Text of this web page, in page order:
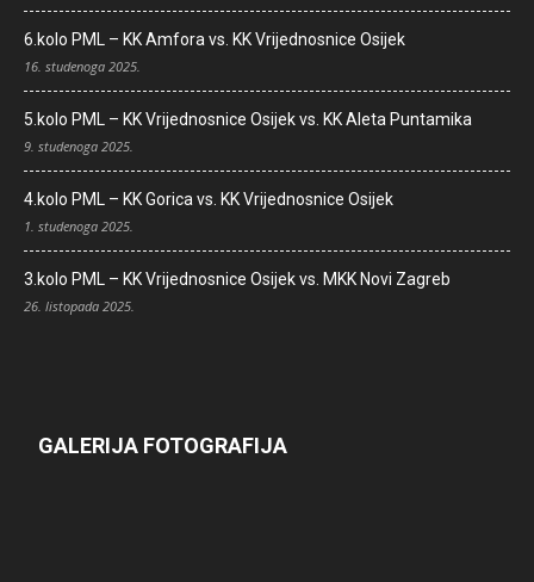
6.kolo PML – KK Amfora vs. KK Vrijednosnice Osijek
16. studenoga 2025.
5.kolo PML – KK Vrijednosnice Osijek vs. KK Aleta Puntamika
9. studenoga 2025.
4.kolo PML – KK Gorica vs. KK Vrijednosnice Osijek
1. studenoga 2025.
3.kolo PML – KK Vrijednosnice Osijek vs. MKK Novi Zagreb
26. listopada 2025.
GALERIJA FOTOGRAFIJA